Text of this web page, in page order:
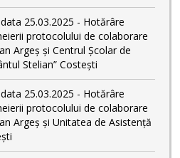
25.03.2025 - Hotărâre
protocolului de colaborare
Argeș și Centrul Școlar de
Stelian” Costești
25.03.2025 - Hotărâre
protocolului de colaborare
Argeș și Unitatea de Asistență